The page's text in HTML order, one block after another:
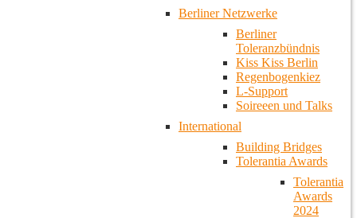
Berliner Netzwerke
Berliner
Toleranzbündnis
Kiss Kiss Berlin
Regenbogenkiez
L-Support
Soireeen und Talks
International
Building Bridges
Tolerantia Awards
Tolerantia
Awards
2024